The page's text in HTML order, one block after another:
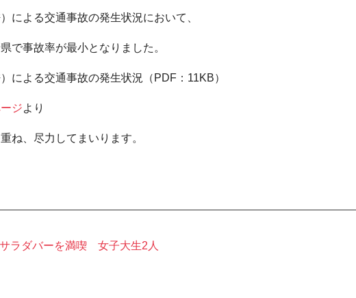
による交通事故の発生状況において、
で事故率が最小となりました。
による交通事故の発生状況（PDF：11KB）
ジより
ね、尽力してまいります。
ラダバーを満喫 女子大生2人